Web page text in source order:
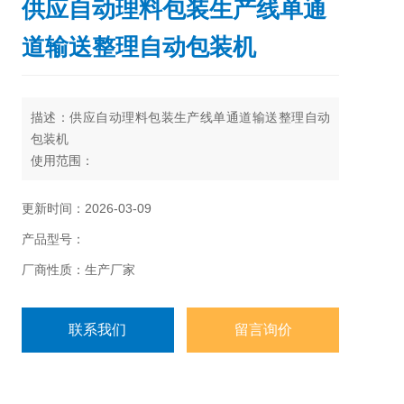
供应自动理料包装生产线单通
道输送整理自动包装机
描述：供应自动理料包装生产线单通道输送整理自动
包装机
使用范围：
更新时间：2026-03-09
产品型号：
厂商性质：生产厂家
联系我们 留言询价